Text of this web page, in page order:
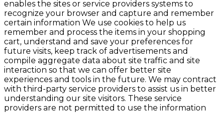
enables the sites or service providers systems to
recognize your browser and capture and remember
certain information We use cookies to help us
remember and process the items in your shopping
cart, understand and save your preferences for
future visits, keep track of advertisements and
compile aggregate data about site traffic and site
interaction so that we can offer better site
experiences and tools in the future. We may contract
with third-party service providers to assist us in better
understanding our site visitors. These service
providers are not permitted to use the information